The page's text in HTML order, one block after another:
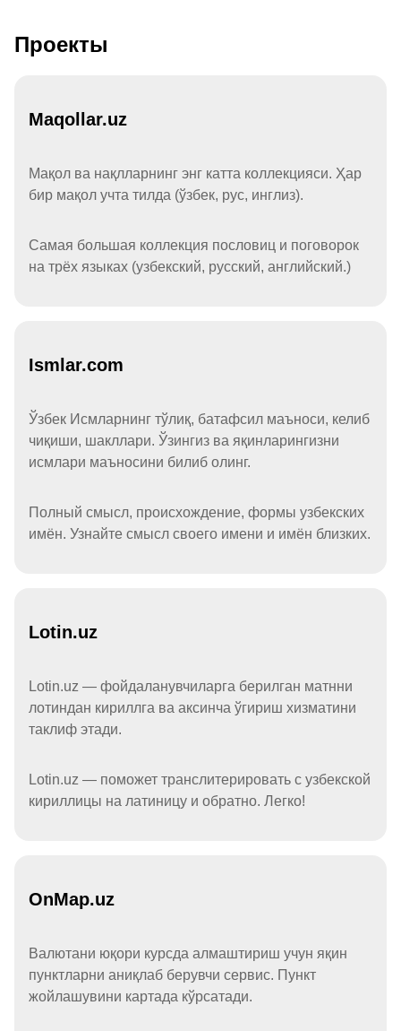
Проекты
Maqollar.uz
Мақол ва нақлларнинг энг катта коллекцияси. Ҳар
бир мақол учта тилда (ўзбек, рус, инглиз).
Самая большая коллекция пословиц и поговорок
на трёх языках (узбекский, русский, английский.)
Ismlar.com
Ўзбек Исмларнинг тўлиқ, батафсил маъноси, келиб
чиқиши, шакллари. Ўзингиз ва яқинларингизни
исмлари маъносини билиб олинг.
Полный смысл, происхождение, формы узбекских
имён. Узнайте смысл своего имени и имён близких.
Lotin.uz
Lotin.uz — фойдаланувчиларга берилган матнни
лотиндан кириллга ва аксинча ўгириш хизматини
таклиф этади.
Lotin.uz — поможет транслитерировать с узбекской
кириллицы на латиницу и обратно. Легко!
OnMap.uz
Валютани юқори курсда алмаштириш учун яқин
пунктларни аниқлаб берувчи сервис. Пункт
жойлашувини картада кўрсатади.